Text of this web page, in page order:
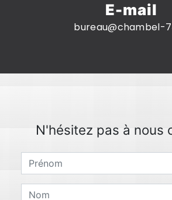
E-mail
bureau@chambel-
N'hésitez pas à nous